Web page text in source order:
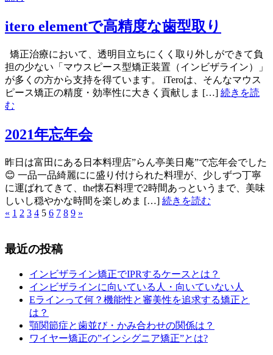
itero elementで高精度な歯型取り
矯正治療において、透明目立ちにくく取り外しができて負
担の少ない「マウスピース型矯正装置（インビザライン）」
が多くの方から支持を得ています。 iTeroは、そんなマウス
ピース矯正の精度・効率性に大きく貢献しま […] 続きを読
む
2021年忘年会
昨日は富田にある日本料理店”らん亭美日庵”で忘年会でした
😊 一品一品綺麗にに盛り付けられた料理が、少しずつ丁寧
に運ばれてきて、the懐石料理で2時間あっというまで、美味
しいし穏やかな時間を楽しめま […] 続きを読む
« 1 2 3 4 5 6 7 8 9 »
最近の投稿
インビザライン矯正でIPRするケースとは？
インビザラインに向いている人・向いていない人
Eラインって何？機能性と審美性を追求する矯正と
は？
顎関節症と歯並び・かみ合わせの関係は？
ワイヤー矯正の”インシグニア矯正”とは?